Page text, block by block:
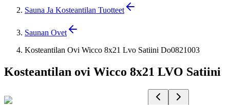
Sauna Ja Kosteantilan Tuotteet
Saunan Ovet
Kosteantilan Ovi Wicco 8x21 Lvo Satiini Do0821003
Kosteantilan ovi Wicco 8x21 LVO Satiini